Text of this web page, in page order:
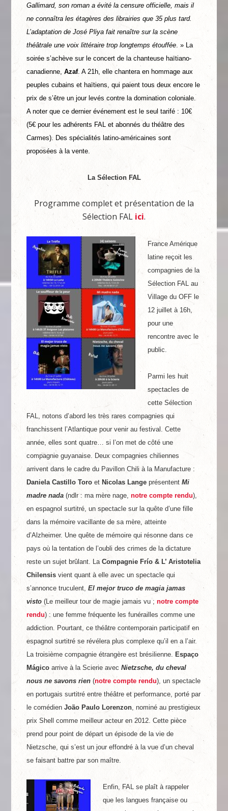
Gallimard, son roman a évité la censure officielle, mais il
ne connaîtra les étagères des librairies que 35 plus tard.
L’adaptation de José Pliya fait renaître sur la scène
théâtrale une voix littéraire trop longtemps étouffée. » La
soirée s’achève sur le concert de la chanteuse haïtiano-
canadienne,Azaf. A 21h, elle chantera en hommage aux
peuples cubains et haïtiens, qui paient tous deux encore le
prix de s’être un jour levés contre la domination coloniale.
A noter que ce dernier événement est le seul tarifé : 10€
(5€ pour les adhérents FAL et abonnés du théâtre des
Carmes). Des spécialités latino-américaines sont
proposées à la vente.
La Sélection FAL
Programme complet et présentation de la
Sélection FAL ici.
France Amérique
latine reçoit les
compagnies de la
Sélection FAL au
Village du OFF le
12 juillet à 16h,
pour une
rencontre avec le
public.
Parmi les huit
spectacles de
cette Sélection
FAL, notons d’abord les très rares compagnies qui
franchissent l’Atlantique pour venir au festival. Cette
année, elles sont quatre… si l’on met de côté une
compagnie guyanaise. Deux compagnies chiliennes
arrivent dans le cadre du Pavillon Chili à la Manufacture :
Daniela Castillo Toroet Nicolas Lange présententMi
madre nada (ndlr : ma mère nage,notre compte rendu),
en espagnol surtitré, un spectacle sur la quête d’une fille
dans la mémoire vacillante de sa mère, atteinte
d’Alzheimer. Une quête de mémoire qui résonne dans ce
pays où la tentation de l’oubli des crimes de la dictature
reste un sujet brûlant. LaCompagnie Frío & L’ Aristotelia
Chilensis vient quant à elle avec un spectacle qui
s’annonce truculent,El mejor truco de magia jamas
visto (Le meilleur tour de magie jamais vu ;notre compte
rendu) : une femme fréquente les funérailles comme une
addiction. Pourtant, ce théâtre contemporain participatif en
espagnol surtitré se révélera plus complexe qu’il en a l’air.
La troisième compagnie étrangère est brésilienne. Espaço
Mágico arrive à la Scierie avecNietzsche, du cheval
nous ne savons rien(notre compte rendu), un spectacle
en portugais surtitré entre théâtre et performance, porté par
le comédienJoão Paulo Lorenzon, nominé au prestigieux
prix Shell comme meilleur acteur en 2012. Cette pièce
prend pour point de départ un épisode de la vie de
Nietzsche, qui s’est un jour effondré à la vue d’un cheval
se faisant battre par son maître.
Enfin, FAL se plaît à rappeler
que les langues française ou